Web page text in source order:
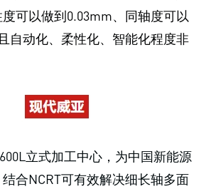
可以做到0.03mm、同轴度可以
自动化、柔性化、智能化程度非
立式加工中心，为中国新能源
合NCRT可有效解决细长轴多面